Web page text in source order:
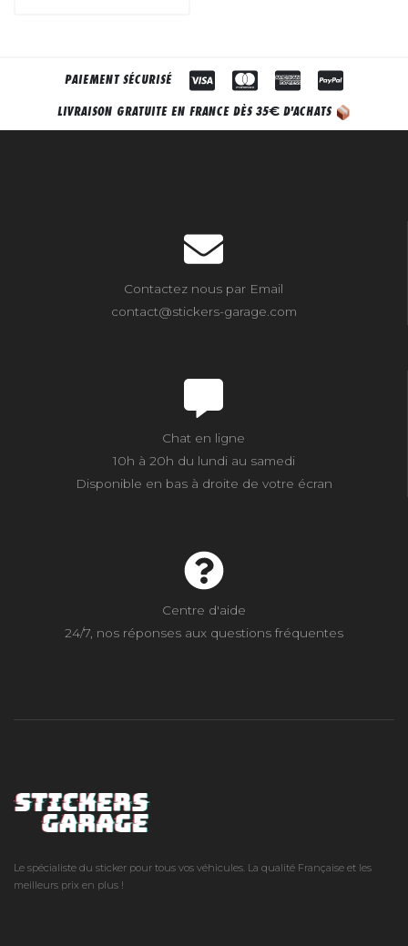
PAIEMENT SÉCURISÉ
LIVRAISON GRATUITE EN FRANCE DÈS 35€ D'ACHATS
Contactez nous par Email
contact@stickers-garage.com
Chat en ligne
10h à 20h du lundi au samedi
Disponible en bas à droite de votre écran
Centre d'aide
24/7, nos réponses aux questions fréquentes
Le spécialiste du sticker pour tous vos véhicules. La qualité Française et les
meilleurs prix en plus !